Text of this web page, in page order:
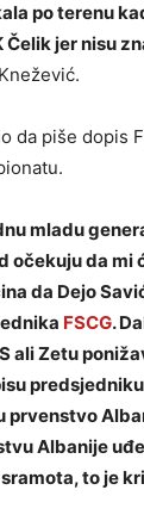
po terenu
Čelik jer nisu
da piše dopis
mladu
očekuju da mi
da Dejo
FSCG.
ali Zetu
prvenstvo
Albanije
sramota, to je